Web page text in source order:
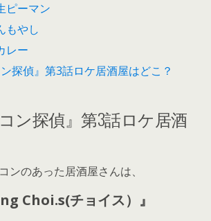
ピーマン
もやし
レー
ン探偵』第3話ロケ居酒屋はどこ？
ン探偵』第3話ロケ居酒
ンのあった居酒屋さんは、
Choi.s(チョイス）』